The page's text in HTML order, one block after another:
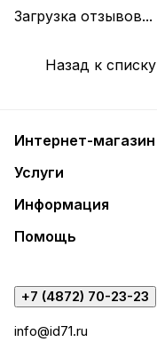
Загрузка отзывов...
Назад к списку
Интернет-магазин
Услуги
Информация
Помощь
+7 (4872) 70-23-23
info@id71.ru